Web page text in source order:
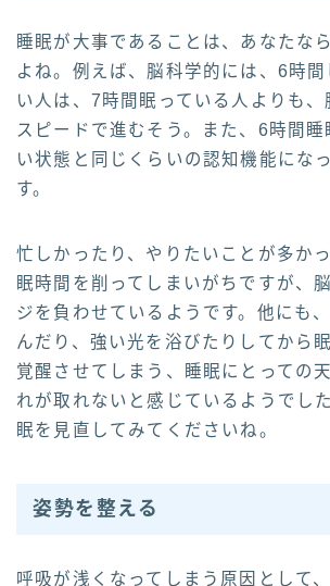
睡眠が大事であることは、あなたな
よね。例えば、脳科学的には、6時
い人は、7時間眠っている人よりも
スピードで進むそう。また、6時間睡
い状態と同じくらいの認知機能にな
す。
忙しかったり、やりたいことが多か
眠時間を削ってしまいがちですが、
ジを負わせているようです。他にも
んだり、強い光を浴びたりしてから
覚醒させてしまう、睡眠にとっての
れが取れないと感じているようでし
眠を見直してみてくださいね。
姿勢を整える
呼吸が浅くなってしまう原因として